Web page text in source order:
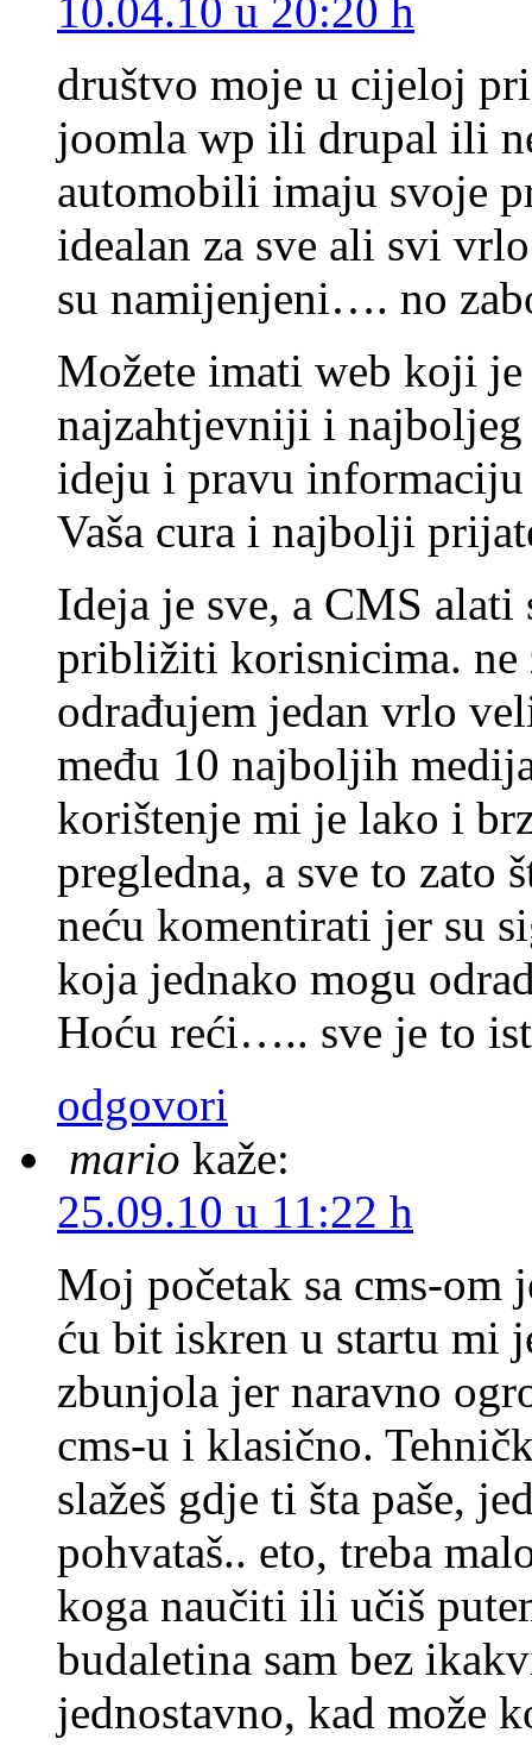
10.04.10 u 20:20 h
društvo moje u cijeloj
joomla wp ili drupal ili
automobili imaju svoje
idealan za sve ali svi
su namijenjeni…. no
Možete imati web koji
najzahtjevniji i najboljeg
ideju i pravu informaciju
Vaša cura i najbolji
Ideja je sve, a CMS
približiti korisnicima. ne
odrađujem jedan vrlo
među 10 najboljih
korištenje mi je lako i
pregledna, a sve to zato
neću komentirati jer su
koja jednako mogu
Hoću reći….. sve je to
odgovori
mario kaže:
25.09.10 u 11:22 h
Moj početak sa cms-om
ću bit iskren u startu mi
zbunjola jer naravno
cms-u i klasično.
slažeš gdje ti šta paše,
pohvataš.. eto, treba
koga naučiti ili učiš
budaletina sam bez
jednostavno, kad može